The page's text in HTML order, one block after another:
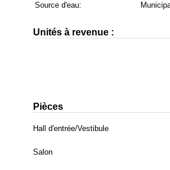
Source d'eau:
Unités à revenue :
Pièces
Hall d'entrée/Vestibule
Salon